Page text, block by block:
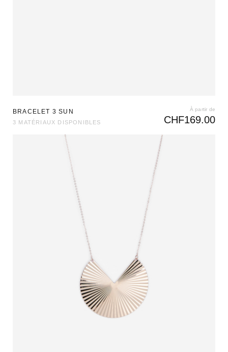
BRACELET 3 SUN
CHF169.00
À partir de
3 MATÉRIAUX DISPONIBLES